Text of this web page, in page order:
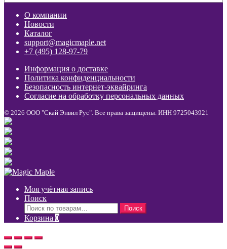
О компании
Новости
Каталог
support@magicmaple.net
+7 (495) 128-97-79
Информация о доставке
Политика конфиденциальности
Безопасность интернет-эквайринга
Согласие на обработку персональных данных
© 2026 ООО "Скай Энвил Рус". Все права защищены. ИНН 9725043921
Моя учётная запись
Поиск
Искать:
Поиск
Корзина 0